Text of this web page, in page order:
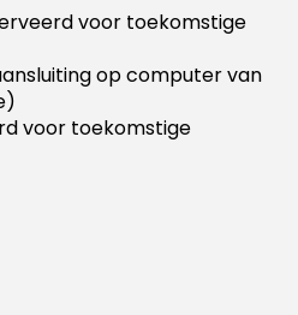
voor toekomstige
op computer van
voor toekomstige